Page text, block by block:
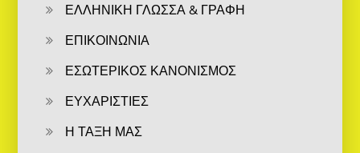
ΕΛΛΗΝΙΚΗ ΓΛΩΣΣΑ & ΓΡΑΦΗ
ΕΠΙΚΟΙΝΩΝΙΑ
ΕΣΩΤΕΡΙΚΟΣ ΚΑΝΟΝΙΣΜΟΣ
ΕΥΧΑΡΙΣΤΙΕΣ
Η ΤΑΞΗ ΜΑΣ